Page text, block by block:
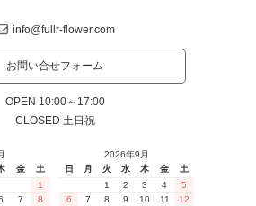
info@fullr-flower.com
お問い合せフォーム
OPEN 10:00～17:00
CLOSED 土日祝
金
土
1
7 8
2026年9月
日
月 火 水 木 金
土
1
2 3 4
5
6
7 8 9 10 11 12